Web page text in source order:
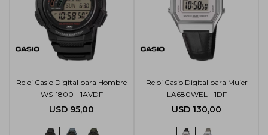
Reloj Casio Digital para Hombre
WS-1800 - 1AVDF
USD 95,00
Reloj Casio Digital para Mujer
LA680WEL - 1DF
USD 130,00